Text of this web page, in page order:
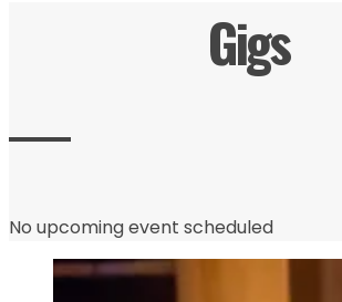
Gigs
No upcoming event scheduled